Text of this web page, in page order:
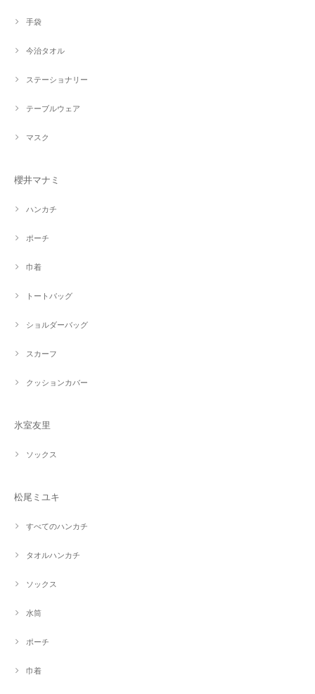
手袋
今治タオル
ステーショナリー
テーブルウェア
マスク
櫻井マナミ
ハンカチ
ポーチ
巾着
トートバッグ
ショルダーバッグ
スカーフ
クッションカバー
氷室友里
ソックス
松尾ミユキ
すべてのハンカチ
タオルハンカチ
ソックス
水筒
ポーチ
巾着